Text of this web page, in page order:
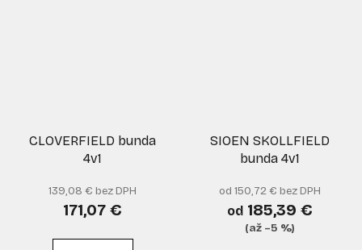
CLOVERFIELD bunda
4v1
139,08 € bez DPH
171,07 €
SIOEN SKOLLFIELD
bunda 4v1
od 150,72 € bez DPH
od185,39 €
(až –5 %)